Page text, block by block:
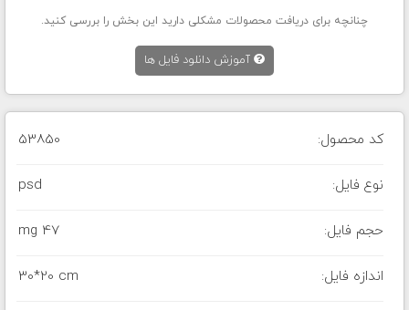
چنانچه برای دریافت محصولات مشکلی دارید این بخش را بررسی کنید.
آموزش دانلود فایل ها
کد محصول: 53850
نوع فایل: psd
حجم فایل: 47 mg
اندازه فایل: 30*20 cm